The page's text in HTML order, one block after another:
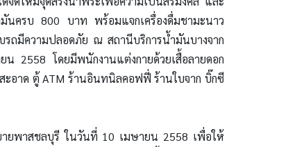
นครบ 800 บาท พร้อมแจกเครื่องดื่มชามะนาว
รถมีความปลอดภัย ณ สถานีบริการน้ำมันบางจาก
2558 โดยมีพนักงานแต่งกายด้วยเสื้อลายดอก
ะอาด ตู้ ATM ร้านอินทนิลคอฟฟี่ ร้านใบจาก บิ๊กซี
ยพาสชลบุรี ในวันที่ 10 เมษายน 2558 เพื่อให้